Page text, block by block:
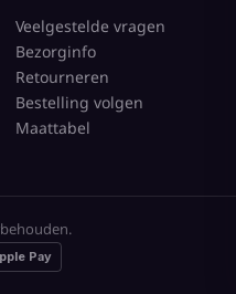
Veelgestelde vragen
Bezorginfo
Retourneren
Bestelling volgen
Maattabel
Pay